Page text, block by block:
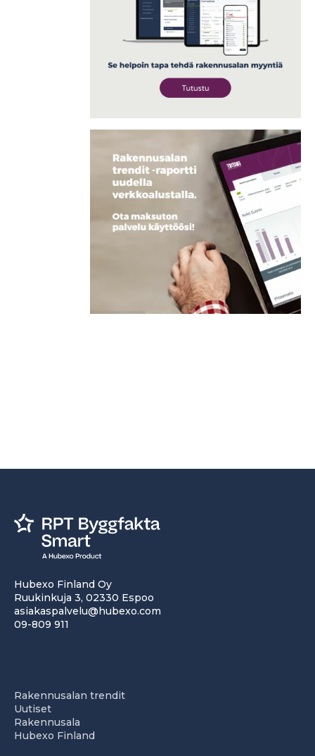
Hubexo Finland Oy
Ruukinkuja 3, 02330 Espoo
asiakaspalvelu@hubexo.com
09-809 911
Rakennusalan trendit
Uutiset
Rakennusala
Hubexo Finland